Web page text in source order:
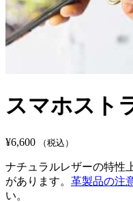
スマホスト
¥6,600 （税込）
ナチュラルレザーの特性
があります。 革製品の注
い。